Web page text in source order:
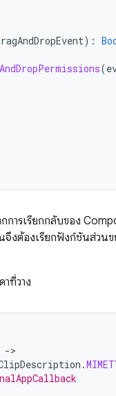
):
(
การเรียกกลับของ
จึงต้องเรียกฟังก์ชันส่วนข
ที่วาง
-
.